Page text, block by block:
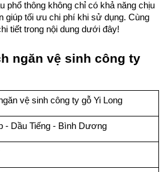
phổ thông không chỉ có khả năng chịu
giúp tối ưu chi phí khi sử dụng. Cùng
tiết trong nội dung dưới đây!
ngăn vệ sinh công ty
vệ sinh công ty gỗ Yi Long
- Dầu Tiếng - Bình Dương